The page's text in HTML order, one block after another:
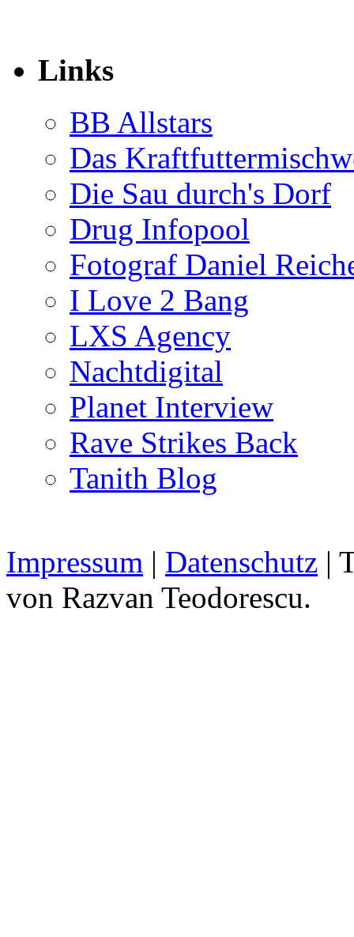
Links
BB Allstars
Das
Die Sau durch's Dorf
Drug Infopool
Fotograf Daniel
I Love 2 Bang
LXS Agency
Nachtdigital
Planet Interview
Rave Strikes Back
Tanith Blog
Impressum | Datenschutz |
von Razvan Teodorescu.